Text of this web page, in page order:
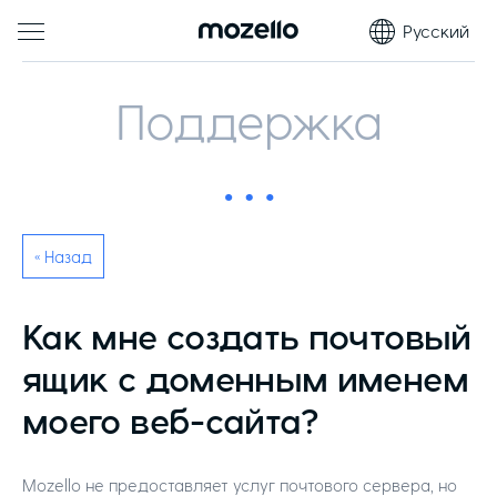
Русский
Поддержка
« Назад
Как мне создать почтовый
ящик с доменным именем
моего веб-сайта?
Mozello не предоставляет услуг почтового сервера, но